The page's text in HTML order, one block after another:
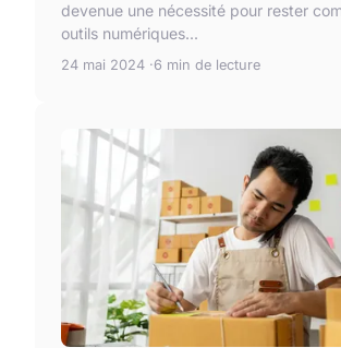
devenue une nécessité pour rester
outils numériques...
24 mai 2024 6 min de lecture